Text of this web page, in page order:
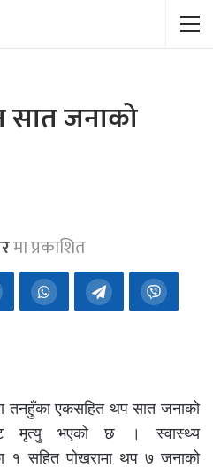
सात जनाको
मा प्रकाशित
तनहुँका एकसहित थप सात जनाको
मृत्यु भएको छ । स्वास्थ्य
१ सहित पोखरामा थप ७ जनाको